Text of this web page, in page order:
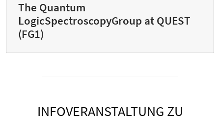
The Quantum
LogicSpectroscopyGroup at QUEST
(FG1)
INFOVERANSTALTUNG ZU